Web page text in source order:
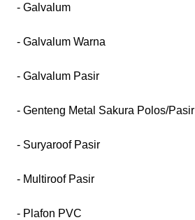
- Galvalum
- Galvalum Warna
- Galvalum Pasir
- Genteng Metal Sakura Polos/Pasir
- Suryaroof Pasir
- Multiroof Pasir
- Plafon PVC